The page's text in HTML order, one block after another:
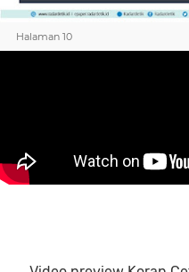
Halaman 10